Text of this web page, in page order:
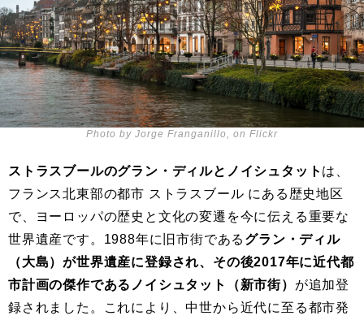
Photo by Jorge Franganillo, on Flickr
ストラスブールのグラン・ディルとノイシュタット は、
フランス北東部の都市 ストラスブール にある歴史地区
で、ヨーロッパの歴史と文化の変遷を今に伝える重要な
世界遺産です。1988年に旧市街である グラン・ディル
（大島）が世界遺産に登録され、その後2017年に近代都
市計画の傑作であるノイシュタット（新市街） が追加登
録されました。これにより、中世から近代に至る都市発